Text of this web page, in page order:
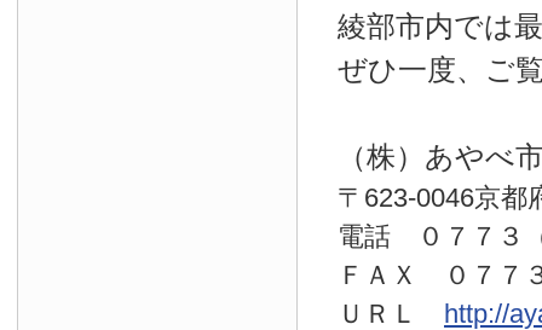
綾部市内では
ぜひ一度、ご
（株）あやべ
〒623-0046京都
電話 ０７７
ＦＡＸ ０７７
ＵＲＬ http://